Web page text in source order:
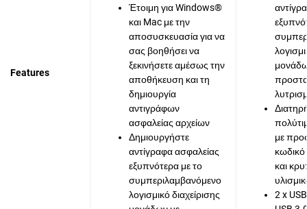
Features
Έτοιμη για Windows®
και Mac με την
αποσυσκευασία για να
σας βοηθήσει να
ξεκινήσετε αμέσως την
αποθήκευση και τη
δημιουργία
αντιγράφων
ασφαλείας αρχείων
Δημιουργήστε
αντίγραφα ασφαλείας
εξυπνότερα με το
συμπεριλαμβανόμενο
λογισμικό διαχείρισης
με
και
2 x